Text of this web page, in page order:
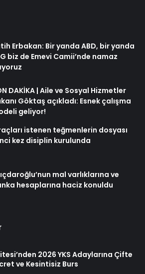
Erbakan: Bir yanda ABD, bir yanda
biz de Emevi Camii’nde namaz
DAKİKA | Aile ve Sosyal Hizmetler
Göktaş açıkladı: Esnek çalışma
geliyor!
istenen teğmenlerin dosyası
kez disiplin kurulunda
mal varlıklarına ve
hesaplarına haciz konuldu
2026 YKS Adaylarına Çifte
ve Kesintisiz Burs